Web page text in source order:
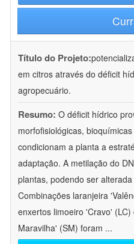
Título do Projeto:
em citros através do déficit
agropecuário.
Resumo: O déficit hídrico
morfofisiológicas,
condicionam a planta a
adaptação. A metilação do
plantas, podendo ser
Combinações laranjeira
enxertos limoeiro 'Cravo'
Maravilha' (SM) foram ...